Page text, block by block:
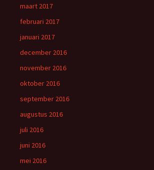
maart 2017
februari 2017
januari 2017
december 2016
november 2016
oktober 2016
september 2016
augustus 2016
juli 2016
juni 2016
mei 2016